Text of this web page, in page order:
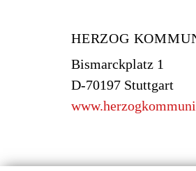
HERZOG
Bismarckplatz 1
D-70197 Stuttgart